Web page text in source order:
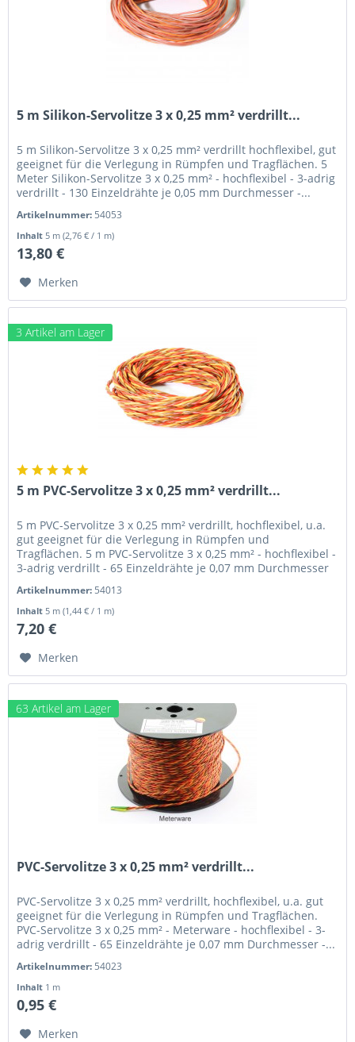
5 m Silikon-Servolitze 3 x 0,25 mm² verdrillt...
5 m Silikon-Servolitze 3 x 0,25 mm² verdrillt hochflexibel, gut
geeignet für die Verlegung in Rümpfen und Tragflächen. 5
Meter Silikon-Servolitze 3 x 0,25 mm² - hochflexibel - 3-adrig
verdrillt - 130 Einzeldrähte je 0,05 mm Durchmesser -...
Artikelnummer: 54053
Inhalt 5 m(2,76 € / 1 m)
13,80 €
Merken
3 Artikel am Lager
5 m PVC-Servolitze 3 x 0,25 mm² verdrillt...
5 m PVC-Servolitze 3 x 0,25 mm² verdrillt, hochflexibel, u.a.
gut geeignet für die Verlegung in Rümpfen und
Tragflächen. 5 m PVC-Servolitze 3 x 0,25 mm² - hochflexibel -
3-adrig verdrillt - 65 Einzeldrähte je 0,07 mm Durchmesser
Artikelnummer: 54013
Inhalt5 m(1,44 € / 1 m)
7,20 €
Merken
63 Artikel am Lager
PVC-Servolitze 3 x 0,25 mm² verdrillt...
PVC-Servolitze 3 x 0,25 mm² verdrillt, hochflexibel, u.a. gut
geeignet für die Verlegung in Rümpfen und Tragflächen.
PVC-Servolitze 3 x 0,25 mm² - Meterware - hochflexibel - 3-
adrig verdrillt - 65 Einzeldrähte je 0,07 mm Durchmesser -...
Artikelnummer: 54023
Inhalt 1 m
0,95 €
Merken